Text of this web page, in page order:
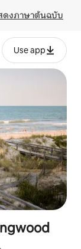
ดงภาษาต้นฉบับ
Use app